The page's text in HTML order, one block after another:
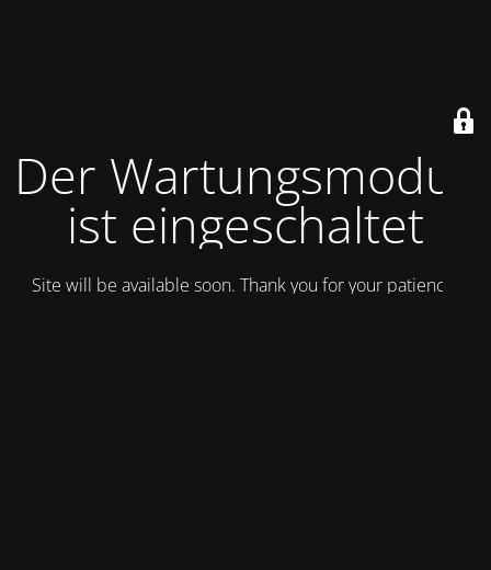
Der Wartungsmodus
ist eingeschaltet
Site will be available soon. Thank you for your patience!